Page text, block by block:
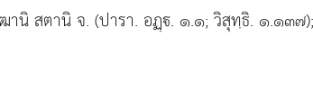
นิ สตานิ จ. (ปารา. อฏฺ. ๑.๑; วิสุทฺธิ. ๑.๑๓๗);